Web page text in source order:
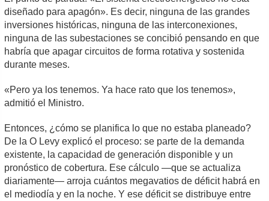
diseñado para apagón». Es decir, ninguna de las grandes
inversiones históricas, ninguna de las interconexiones,
ninguna de las subestaciones se concibió pensando en que
habría que apagar circuitos de forma rotativa y sostenida
durante meses.
«Pero ya los tenemos. Ya hace rato que los tenemos»,
admitió el Ministro.
Entonces, ¿cómo se planifica lo que no estaba planeado?
De la O Levy explicó el proceso: se parte de la demanda
existente, la capacidad de generación disponible y un
pronóstico de cobertura. Ese cálculo —que se actualiza
diariamente— arroja cuántos megavatios de déficit habrá en
el mediodía y en la noche. Y ese déficit se distribuye entre